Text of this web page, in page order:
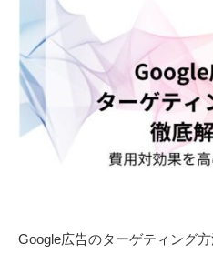
Google広告のターゲティング